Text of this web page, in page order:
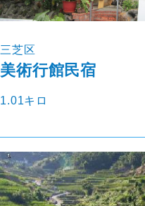
三芝区
美術行館民宿
1.01キロ